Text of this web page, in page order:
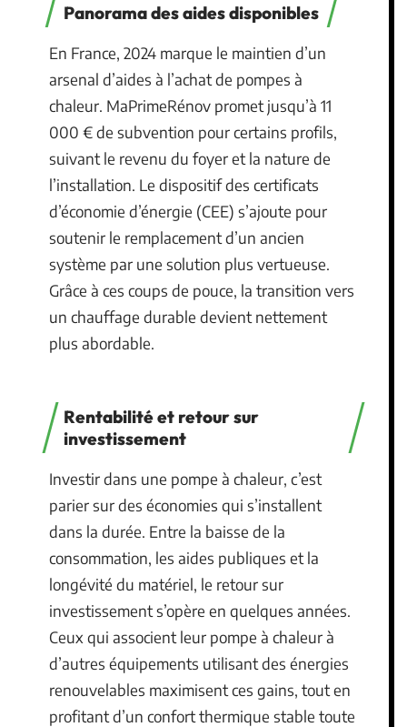
Panorama des aides disponibles
En France, 2024 marque le maintien d’un
arsenal d’aides à l’achat de pompes à
chaleur. MaPrimeRénov promet jusqu’à 11
000 € de subvention pour certains profils,
suivant le revenu du foyer et la nature de
l’installation. Le dispositif des certificats
d’économie d’énergie (CEE) s’ajoute pour
soutenir le remplacement d’un ancien
système par une solution plus vertueuse.
Grâce à ces coups de pouce, la transition vers
un chauffage durable devient nettement
plus abordable.
Rentabilité et retour sur
investissement
Investir dans une pompe à chaleur, c’est
parier sur des économies qui s’installent
dans la durée. Entre la baisse de la
consommation, les aides publiques et la
longévité du matériel, le retour sur
investissement s’opère en quelques années.
Ceux qui associent leur pompe à chaleur à
d’autres équipements utilisant des énergies
renouvelables maximisent ces gains, tout en
profitant d’un confort thermique stable toute